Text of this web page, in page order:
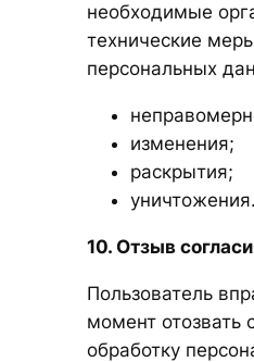
необходимые
технические
персональных
изменения;
раскрытия;
уничтожения.
10. Отзыв
Пользователь
момент отозвать
обработку